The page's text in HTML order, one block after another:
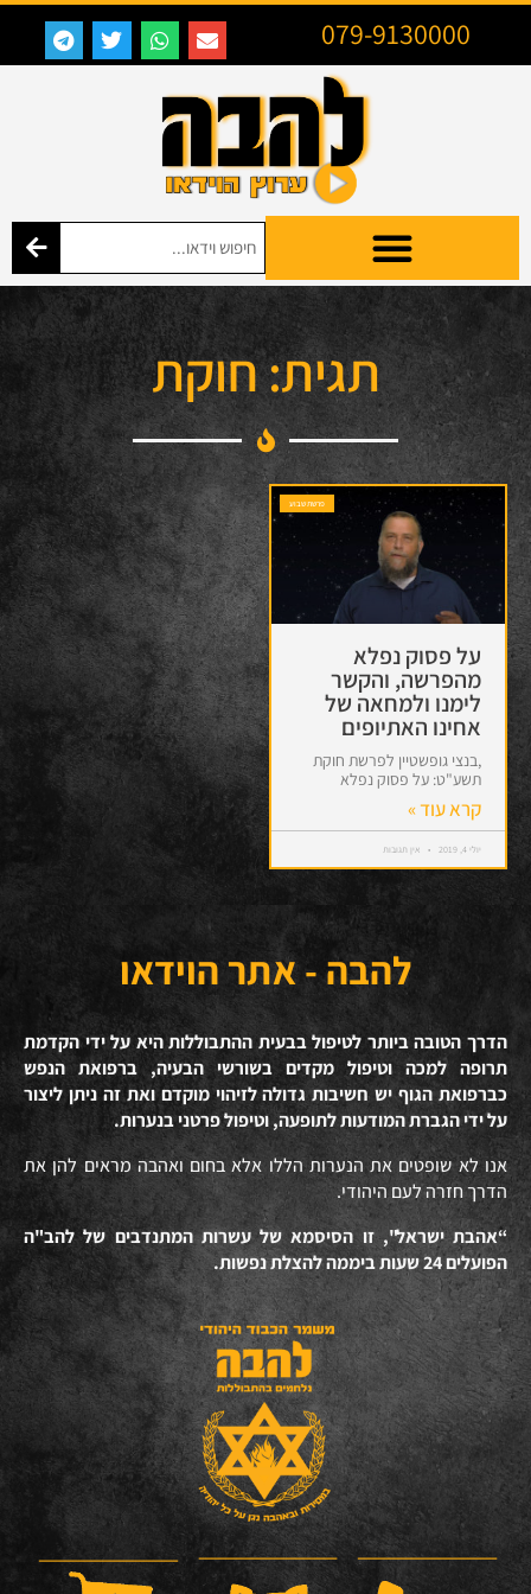
079-9130000
תגית: חוקת
פרשת שבוע
על פסוק נפלא
מהפרשה, והקשר
לימנו ולמחאה של
אחינו האתיופים
,בנצי גופשטיין לפרשת חוקת
תשע"ט: על פסוק נפלא
קרא עוד »
יולי 4, 2019 אין תגובות
להבה - אתר הוידאו
הדרך הטובה ביותר לטיפול בבעית ההתבוללות היא על ידי הקדמת
תרופה למכה וטיפול מקדים בשורשי הבעיה, ברפואת הנפש
כברפואת הגוף יש חשיבות גדולה לזיהוי מוקדם ואת זה ניתן ליצור
על ידי הגברת המודעות לתופעה, וטיפול פרטני בנערות.
אנו לא שופטים את הנערות הללו אלא בחום ואהבה מראים להן את
הדרך חזרה לעם היהודי.
“אהבת ישראל", זו הסיסמא של עשרות המתנדבים של להב"ה
הפועלים 24 שעות ביממה להצלת נפשות.